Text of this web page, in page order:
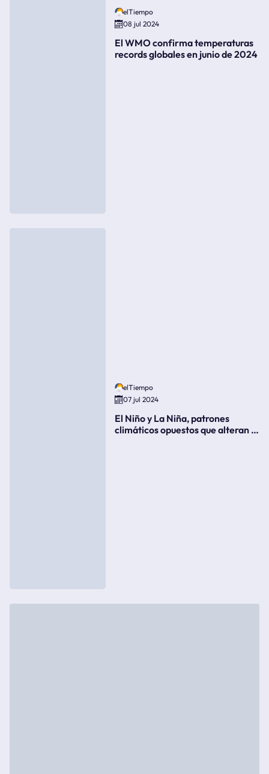
elTiempo
08 jul 2024
El WMO confirma temperaturas
records globales en junio de 2024
elTiempo
07 jul 2024
El Niño y La Niña, patrones
climáticos opuestos que alteran la